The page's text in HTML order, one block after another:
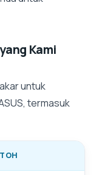
yang Kami
untuk
termasuk